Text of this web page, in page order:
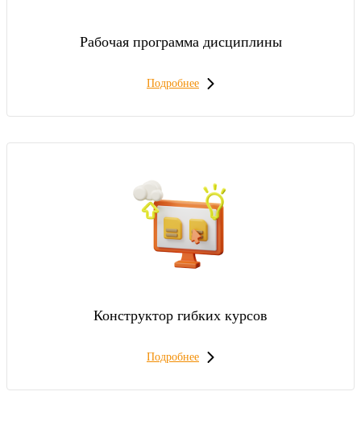
Рабочая программа дисциплины
Подробнее
Конструктор гибких курсов
Подробнее